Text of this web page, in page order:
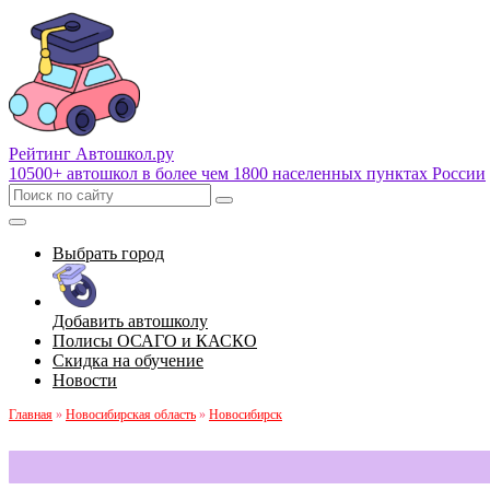
Рейтинг Автошкол.ру
10500+ автошкол в более чем 1800 населенных пунктах России
Выбрать город
Добавить автошколу
Полисы ОСАГО и КАСКО
Скидка на обучение
Новости
Главная » Новосибирская область » Новосибирск